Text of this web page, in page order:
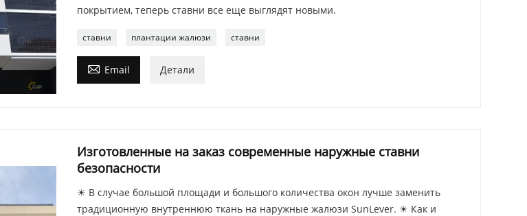
покрытием, теперь ставни все еще выглядят новыми.
ставни плантации жалюзи ставни
 Email Детали
Изготовленные на заказ современные наружные ставни
безопасности
☀ В случае большой площади и большого количества окон лучше заменить
традиционную внутреннюю ткань на наружные жалюзи SunLever. ☀ Как и